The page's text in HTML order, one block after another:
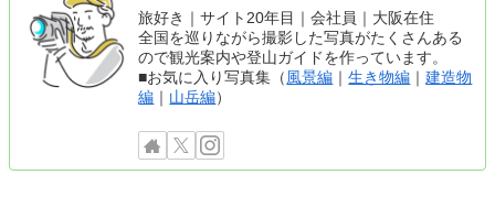
旅好き｜サイト20年目｜会社員｜大阪在住
全国を巡りながら撮影した写真がたくさんある
ので観光案内や登山ガイドを作っています。
■お気に入り写真集（風景編 ｜生き物編 ｜建造物
編 ｜ 山岳編）